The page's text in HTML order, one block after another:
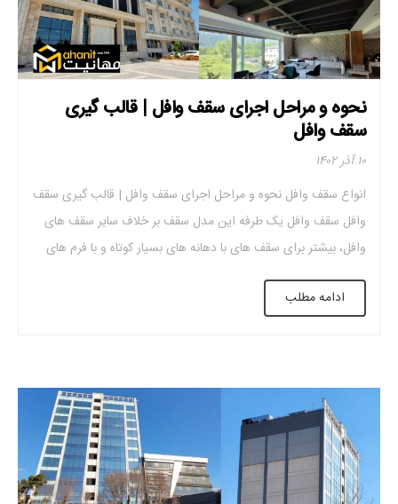
نحوه و مراحل اجرای سقف وافل | قالب گیری
سقف وافل
۱۰ آذر ۱۴۰۲
انواع سقف وافل نحوه و مراحل اجرای سقف وافل | قالب گیری سقف
وافل سقف وافل یک طرفه این مدل سقف بر خلاف سایر سقف های
وافل، بیشتر برای سقف های با دهانه های بسیار کوتاه و با فرم های
مستطیلی که به شکل سقف های یک طرفه طراحی می کنند، استفاده
می شود. و به […]
ادامه مطلب